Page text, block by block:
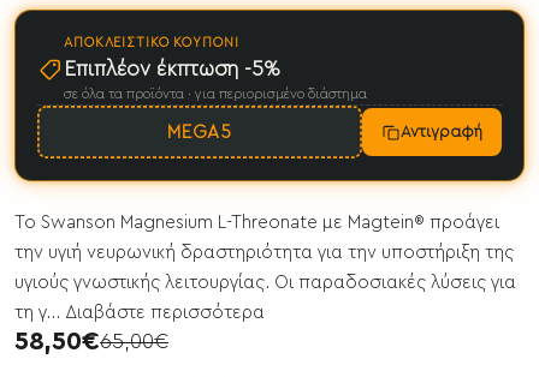
58,50€65,00€
ΑΠΟΚΛΕΙΣΤΙΚΌ ΚΟΥΠΌΝΙ
Επιπλέον έκπτωση -5%
σε όλα τα προϊόντα · για περιορισμένο διάστημα
MEGA5 Αντιγραφή
Το Swanson Magnesium L-Threonate με Magtein® προάγει
την υγιή νευρωνική δραστηριότητα για την υποστήριξη της
υγιούς γνωστικής λειτουργίας. Οι παραδοσιακές λύσεις για
τη γ... Διαβάστε περισσότερα